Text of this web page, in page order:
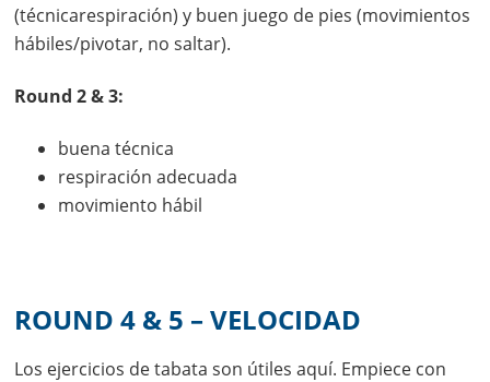
(técnicarespiración) y buen juego de pies (movimientos
hábiles/pivotar, no saltar).
Round 2 & 3:
buena técnica
respiración adecuada
movimiento hábil
ROUND 4 & 5 – VELOCIDAD
Los ejercicios de tabata son útiles aquí. Empiece con